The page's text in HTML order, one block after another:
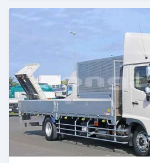
Publié il y a 2 mois